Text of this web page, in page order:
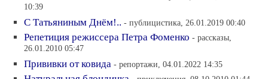
10:39
С Татьяниным Днём!.. - публицистика, 26.01.2019 00:40
Репетиция режиссера Петра Фоменко - рассказы,
26.01.2010 05:47
Прививки от ковида - репортажи, 04.01.2022 14:35